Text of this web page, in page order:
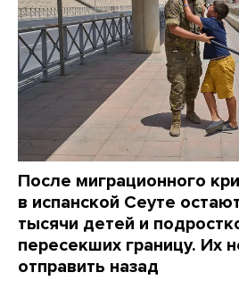
После миграционного
в испанской Сеуте
тысячи детей и
пересекших границу. Их
отправить назад